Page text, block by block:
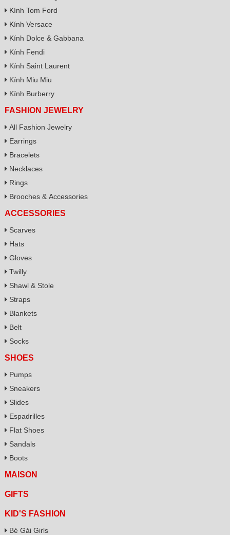
Kính Tom Ford
Kính Versace
Kính Dolce & Gabbana
Kính Fendi
Kính Saint Laurent
Kính Miu Miu
Kính Burberry
FASHION JEWELRY
All Fashion Jewelry
Earrings
Bracelets
Necklaces
Rings
Brooches & Accessories
ACCESSORIES
Scarves
Hats
Gloves
Twilly
Shawl & Stole
Straps
Blankets
Belt
Socks
SHOES
Pumps
Sneakers
Slides
Espadrilles
Flat Shoes
Sandals
Boots
MAISON
GIFTS
KID'S FASHION
Bé Gái Girls